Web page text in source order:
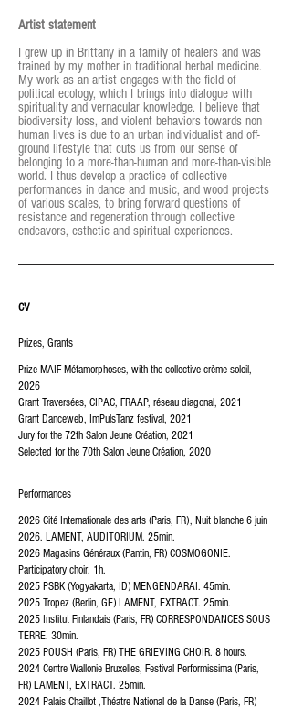
Artist statement
I grew up in Brittany in a family of healers and was
trained by my mother in traditional herbal medicine.
My work as an artist engages with the field of
political ecology, which I brings into dialogue with
spirituality and vernacular knowledge. I believe that
biodiversity loss, and violent behaviors towards non
human lives is due to an urban individualist and off-
ground lifestyle that cuts us from our sense of
belonging to a more-than-human and more-than-visible
world. I thus develop a practice of collective
performances in dance and music, and wood projects
of various scales, to bring forward questions of
resistance and regeneration through collective
endeavors, esthetic and spiritual experiences.
CV
Prizes, Grants
Prize MAIF Métamorphoses, with the collective crème soleil,
2026
Grant Traversées, CIPAC, FRAAP, réseau diagonal, 2021
Grant Danceweb, ImPulsTanz festival, 2021
Jury for the 72th Salon Jeune Création, 2021
Selected for the 70th Salon Jeune Création, 2020
Performances
2026 Cité Internationale des arts (Paris, FR), Nuit blanche 6 juin
2026. LAMENT, AUDITORIUM. 25min.
2026 Magasins Généraux (Pantin, FR) COSMOGONIE.
Participatory choir. 1h.
2025 PSBK (Yogyakarta, ID) MENGENDARAI. 45min.​​​
2025 Tropez (Berlin, GE) LAMENT, EXTRACT. 25min.
2025 Institut Finlandais (Paris, FR) CORRESPONDANCES SOUS
TERRE. 30min.
2025 POUSH (Paris, FR) THE GRIEVING CHOIR. 8 hours.
2024 Centre Wallonie Bruxelles, Festival Performissima (Paris,
FR) LAMENT, EXTRACT. 25min.
2024 Palais Chaillot ,Théatre National de la Danse (Paris, FR)